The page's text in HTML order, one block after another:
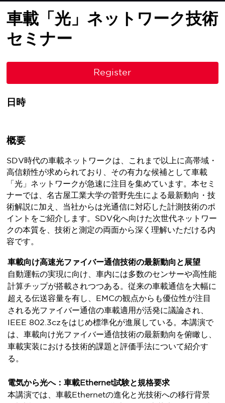
車載「光」ネットワーク技術
セミナー
Register
日時
概要
SDV時代の車載ネットワークは、これまで以上に高帯域・
高信頼性が求められており、その有力な候補として車載
「光」ネットワークが急速に注目を集めています。本セミ
ナーでは、名古屋工業大学の菅野先生による最新動向・技
術解説に加え、当社からは光通信に対応した計測技術のポ
イントをご紹介します。SDV化へ向けた次世代ネットワー
クの本質を、技術と測定の両面から深く理解いただける内
容です。
車載向け高速光ファイバー通信技術の最新動向と展望
自動運転の実現に向け、車内には多数のセンサーや高性能
計算チップが搭載されつつある。従来の車載通信を大幅に
超える伝送容量を有し、EMCの観点からも優位性が注目
される光ファイバー通信の車載適用が活発に議論され、
IEEE 802.3czをはじめ標準化が進展している。本講演で
は、車載向け光ファイバー通信技術の最新動向を俯瞰し、
車載実装における技術的課題と評価手法について紹介す
る。
電気から光へ：車載Ethernet試験と規格要求
本講演では、車載Ethernetの進化と光技術への移行背景